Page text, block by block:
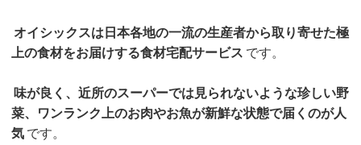
オイシックスは日本各地の一流の生産者から取り寄せた極
上の食材をお届けする食材宅配サービス です。
味が良く、近所のスーパーでは見られないような珍しい野
菜、ワンランク上のお肉やお魚が新鮮な状態で届くのが人
気 です。